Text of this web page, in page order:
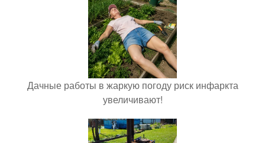
Дачные работы в жаркую погоду риск инфаркта
увеличивают!